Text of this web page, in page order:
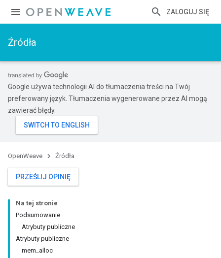
ZALOGUJ SIĘ
Źródła
Google używa technologii AI do tłumaczenia treści na Twój
preferowany język. Tłumaczenia wygenerowane przez AI mogą
zawierać błędy.
OpenWeave Źródła
PRZEŚLIJ OPINIĘ
Na tej stronie
Podsumowanie
Atrybuty publiczne
Atrybuty publiczne
mem_alloc